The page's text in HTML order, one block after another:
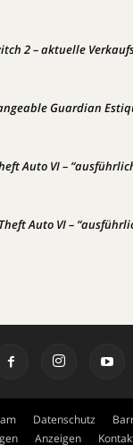
2 – aktuelle
Guardian
Auto VI –
Auto VI –
Datenschutz
Anzeigen